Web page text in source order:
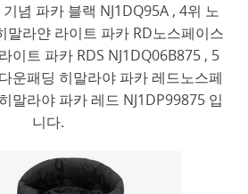
념 파카 블랙 NJ1DQ95A , 4위 노
말라얀 라이트 파카 RD노스페이스
이트 파카 RDS NJ1DQ06B875 , 5
운패딩 히말라야 파카 레드노스페
말라야 파카 레드 NJ1DP99875 입
니다.